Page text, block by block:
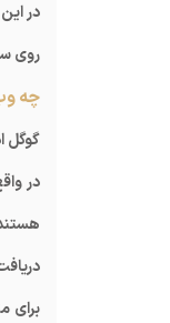
در
روی
چه
گوگل
در
برای